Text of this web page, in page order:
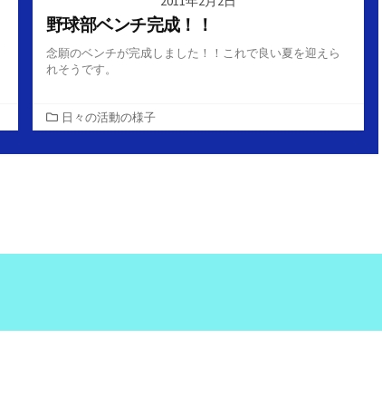
野球部ベンチ完成！！
念願のベンチが完成しました！！これで良い夏を迎えら
れそうです。
カ
テ
ゴ
日々の活動の様子